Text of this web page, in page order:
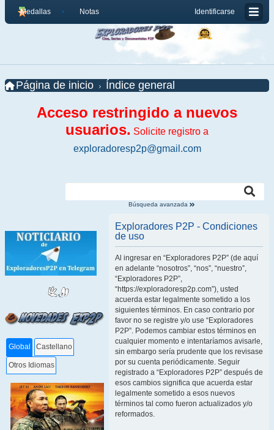
Identificarse
Medallas Notas
Página de inicio Índice general
Acceso restringido a nuevos
usuarios. Solicite registro a
exploradoresp2p@gmail.com
Búsqueda avanzada
Global Castellano
Otros Idiomas
Exploradores P2P - Condiciones
de uso
Al ingresar en “Exploradores P2P” (de aquí
en adelante “nosotros”, “nos”, “nuestro”,
“Exploradores P2P”,
“https://exploradoresp2p.com”), usted
acuerda estar legalmente sometido a los
siguientes términos. En caso contrario por
favor no se registre y/o use “Exploradores
P2P”. Podemos cambiar estos términos en
cualquier momento e intentaríamos avisarle,
sin embargo sería prudente que los revisase
por su cuenta periódicamente. Seguir
registrado a “Exploradores P2P” después de
esos cambios significa que acuerda estar
legalmente sometido a esos nuevos
términos tal como fueron actualizados y/o
reformados.